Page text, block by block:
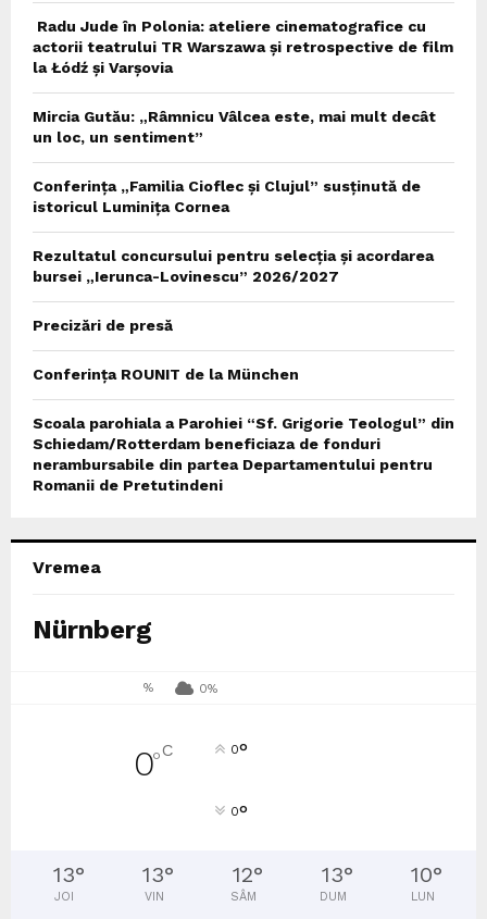
Radu Jude în Polonia: ateliere cinematografice cu
actorii teatrului TR Warszawa și retrospective de film
la Łódź și Varșovia
Mircia Gutău: „Râmnicu Vâlcea este, mai mult decât
un loc, un sentiment”
Conferința „Familia Cioflec și Clujul” susținută de
istoricul Luminița Cornea
Rezultatul concursului pentru selecția și acordarea
bursei „Ierunca-Lovinescu” 2026/2027
Precizări de presă
Conferința ROUNIT de la München
Scoala parohiala a Parohiei “Sf. Grigorie Teologul” din
Schiedam/Rotterdam beneficiaza de fonduri
nerambursabile din partea Departamentului pentru
Romanii de Pretutindeni
Vremea
Nürnberg
% 0%
0°C 0°
0°
13°
JOI
13°
VIN
12°
SÂM
13°
DUM
10°
LUN